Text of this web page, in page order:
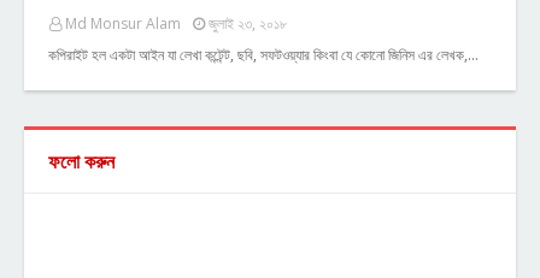
Md Monsur Alam
জুলাই ২৩, ২০১৮
কপিরাইট হল একটা আইন যা লেখা কন্টেন্ট, ছবি, সফটওয়্যার কিংবা যে কোনো জিনিস এর লেখক,…
ফলো করুন